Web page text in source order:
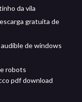
da vila
gratuita de
de windows
robots
pdf download